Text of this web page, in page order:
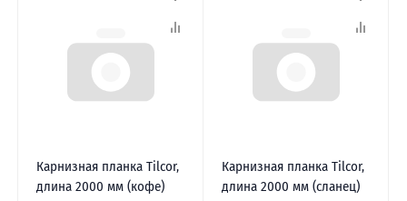
Карнизная планка Tilcor,
длина 2000 мм (кофе)
Карнизная планка Tilcor,
длина 2000 мм (сланец)